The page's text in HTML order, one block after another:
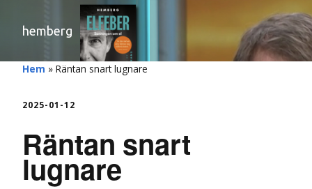
hemberg
Hem » Räntan snart lugnare
2025-01-12
Räntan snart
lugnare